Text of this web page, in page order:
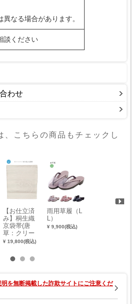
なる場合があります。
談ください
わせ
、こちらの商品もチェックし
【お仕立済
み】桐生織
京袋帯(唐
草：クリー
ム)
¥ 19,800(税込)
雨用草履（L
L）
¥ 9,900(税込)
を無断掲載した詐欺サイトにご注意くだ